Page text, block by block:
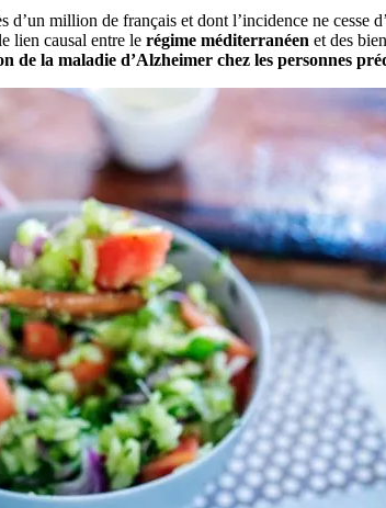
million de français et dont l’incidence ne cesse
lien causal entre le régime méditerranéen et des
de la maladie d’Alzheimer chez les personnes